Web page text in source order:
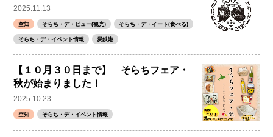
2025.11.13
空知 そらち・デ・ビュー(観光) そらち・デ・イート(食べる)
そらち・デ・イベント情報 炭鉄港
【１０月３０日まで】 そらちフェア・
秋が始まりました！
2025.10.23
空知 そらち・デ・イベント情報